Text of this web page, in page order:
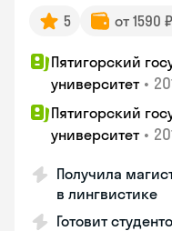
5 от 1590
Пятигорский
университет •
Пятигорский
университет •
Получила
в лингвистике
Готовит